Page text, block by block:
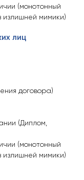
(монотонный
излишней мимики)
лиц
договора)
(Диплом,
(монотонный
излишней мимики)